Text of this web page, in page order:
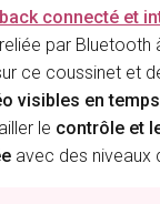
connecté et
par Bluetooth
ce coussinet et
visibles en temps
le contrôle et
avec des niveaux